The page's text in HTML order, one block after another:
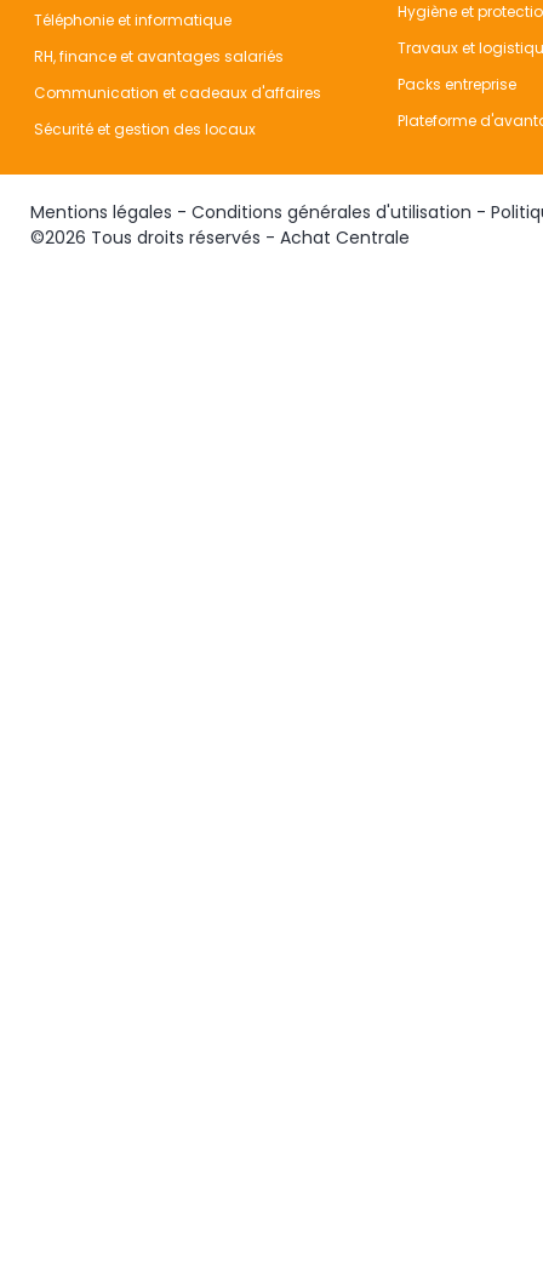
Téléphonie et informatique
RH, finance et avantages salariés
Communication et cadeaux d'affaires
Sécurité et gestion des locaux
Hygiène et
Travaux et
Packs entreprise
Plateforme
Mentions légales - Conditions générales d'utilisation -
©2026 Tous droits réservés - Achat Centrale